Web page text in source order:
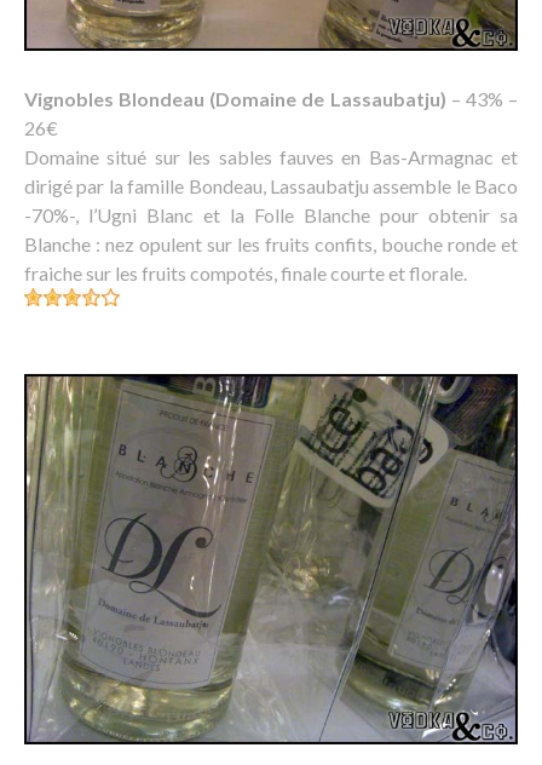
Vignobles Blondeau (Domaine de Lassaubatju) – 43% –
26€
Domaine situé sur les sables fauves en Bas-Armagnac et
dirigé par la famille Bondeau, Lassaubatju assemble le Baco
-70%-, l’Ugni Blanc et la Folle Blanche pour obtenir sa
Blanche : nez opulent sur les fruits confits, bouche ronde et
fraiche sur les fruits compotés, finale courte et florale.